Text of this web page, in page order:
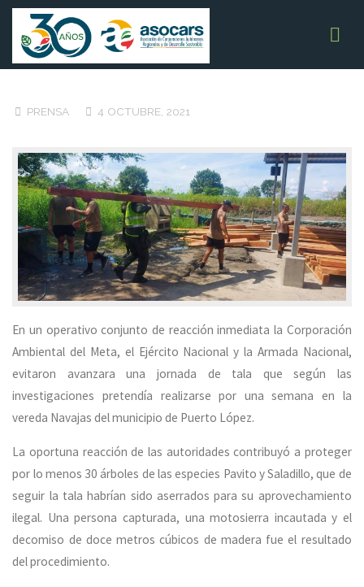
Saltar
contenidoCormacarena detiene jornada
de tala ilegal en Puerto López
PRENSA 4 OCTUBRE, 2021
En un operativo conjunto de reacción inmediata la Corporación
Ambiental del Meta, el Ejército Nacional y la Armada Nacional,
evitaron avanzara una jornada de tala que según las
investigaciones pretendía realizarse por una semana en la
vereda Navajas del municipio de Puerto López.
La oportuna reacción de las autoridades contribuyó a proteger
por lo menos 30 árboles de las especies Pavito y Saladillo, que de
seguir la tala habrían sido aserrados para su aprovechamiento
ilegal. Una persona capturada, una motosierra incautada y el
decomiso de doce metros cúbicos de madera fue el resultado
del procedimiento.